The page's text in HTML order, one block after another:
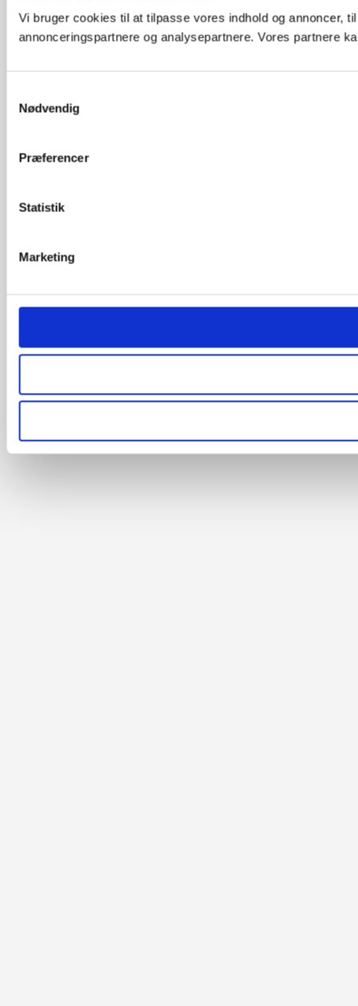
Vi bruger cookies til at tilpasse vores indhold og annoncer,
annonceringspartnere og analysepartnere. Vores partnere
Nødvendig
Præferencer
Statistik
Marketing